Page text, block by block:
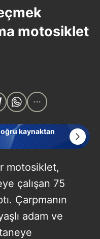
motosiklet
kaynaktan
motosiklet,
çalışan 75
Çarpmanın
adam ve